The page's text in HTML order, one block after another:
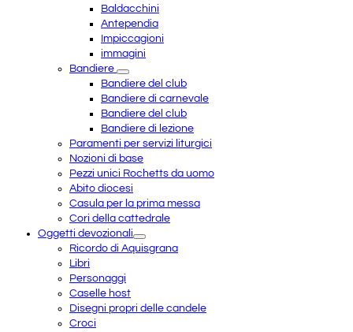
Baldacchini
Antependia
Impiccagioni
immagini
Bandiere
Bandiere del club
Bandiere di carnevale
Bandiere del club
Bandiere di lezione
Paramenti per servizi liturgici
Nozioni di base
Pezzi unici Rochetts da uomo
Abito diocesi
Casula per la prima messa
Cori della cattedrale
Oggetti devozionali
Ricordo di Aquisgrana
Libri
Personaggi
Caselle host
Disegni propri delle candele
Croci